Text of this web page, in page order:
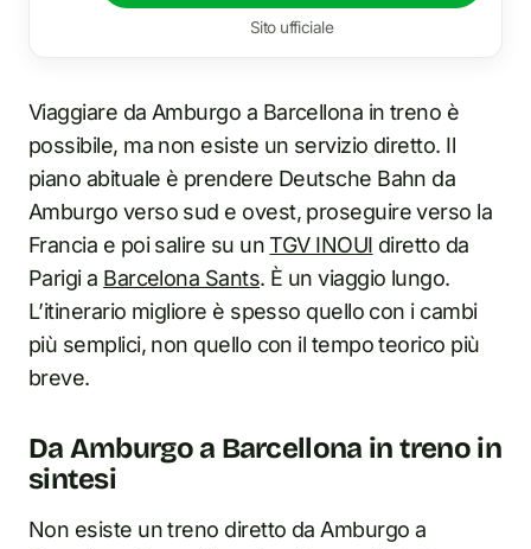
Sito ufficiale
Viaggiare da Amburgo a Barcellona in treno è
possibile, ma non esiste un servizio diretto. Il
piano abituale è prendere Deutsche Bahn da
Amburgo verso sud e ovest, proseguire verso la
Francia e poi salire su unTGV INOUI diretto da
Parigi a Barcelona Sants. È un viaggio lungo.
L’itinerario migliore è spesso quello con i cambi
più semplici, non quello con il tempo teorico più
breve.
Da Amburgo a Barcellona in treno in
sintesi
Non esiste un treno diretto da Amburgo a